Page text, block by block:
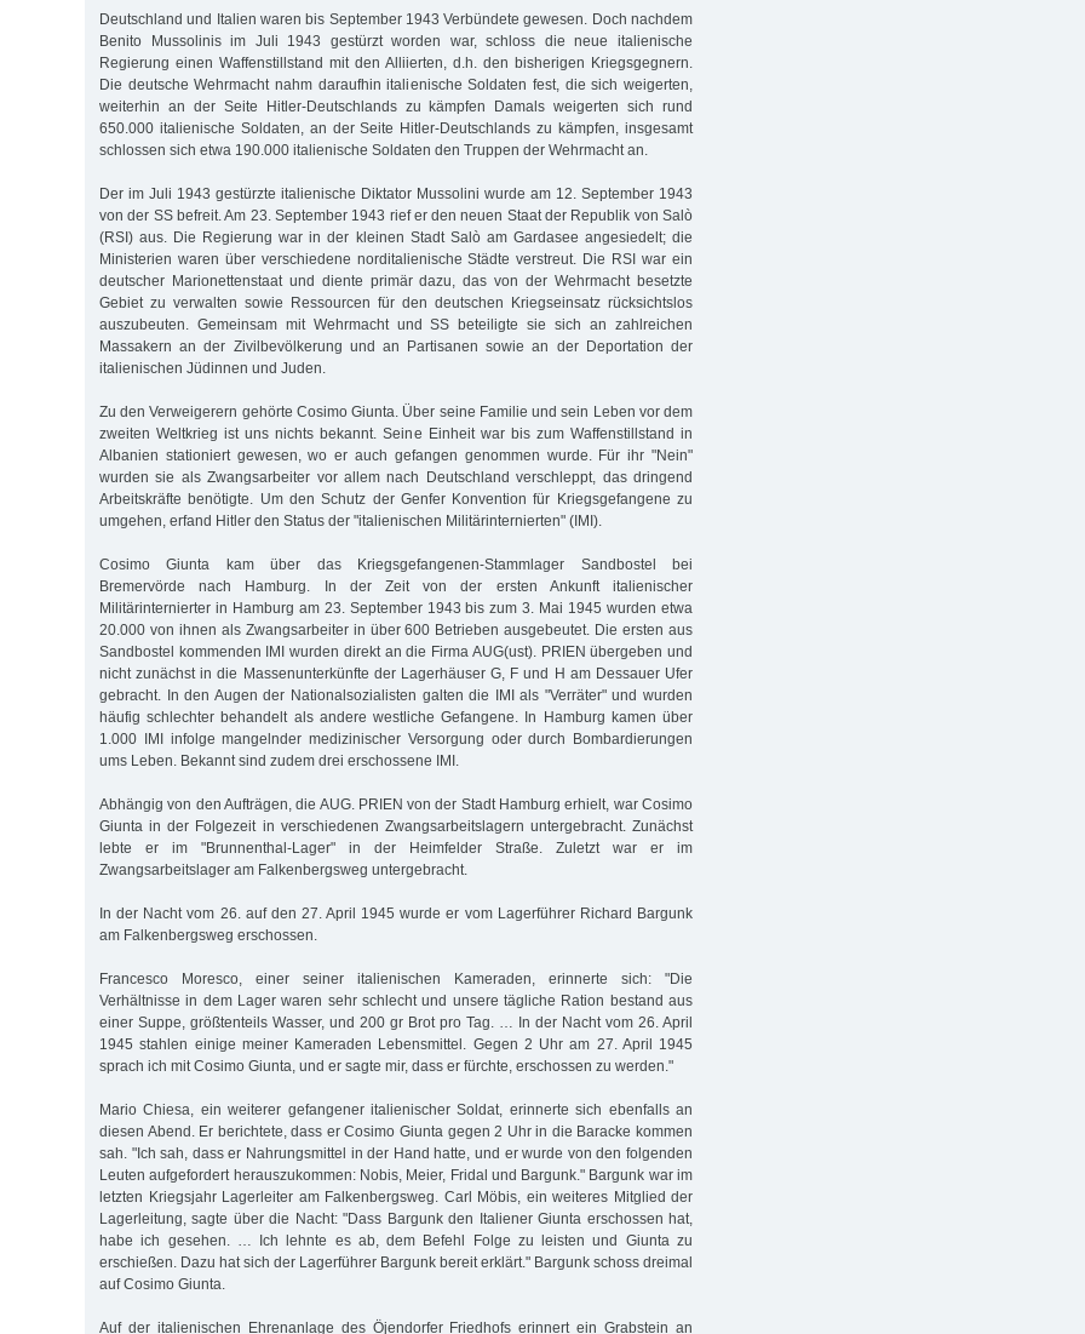
Deutschland und Italien waren bis September 1943 Verbündete gewesen. Doch nachdem
Benito Mussolinis im Juli 1943 gestürzt worden war, schloss die neue italienische
Regierung einen Waffenstillstand mit den Alliierten, d.h. den bisherigen Kriegsgegnern.
Die deutsche Wehrmacht nahm daraufhin italienische Soldaten fest, die sich weigerten,
weiterhin an der Seite Hitler-Deutschlands zu kämpfen Damals weigerten sich rund
650.000 italienische Soldaten, an der Seite Hitler-Deutschlands zu kämpfen, insgesamt
schlossen sich etwa 190.000 italienische Soldaten den Truppen der Wehrmacht an.
Der im Juli 1943 gestürzte italienische Diktator Mussolini wurde am 12. September 1943
von der SS befreit. Am 23. September 1943 rief er den neuen Staat der Republik von Salò
(RSI) aus. Die Regierung war in der kleinen Stadt Salò am Gardasee angesiedelt; die
Ministerien waren über verschiedene norditalienische Städte verstreut. Die RSI war ein
deutscher Marionettenstaat und diente primär dazu, das von der Wehrmacht besetzte
Gebiet zu verwalten sowie Ressourcen für den deutschen Kriegseinsatz rücksichtslos
auszubeuten. Gemeinsam mit Wehrmacht und SS beteiligte sie sich an zahlreichen
Massakern an der Zivilbevölkerung und an Partisanen sowie an der Deportation der
italienischen Jüdinnen und Juden.
Zu den Verweigerern gehörte Cosimo Giunta. Über seine Familie und sein Leben vor dem
zweiten Weltkrieg ist uns nichts bekannt. Seine Einheit war bis zum Waffenstillstand in
Albanien stationiert gewesen, wo er auch gefangen genommen wurde. Für ihr "Nein"
wurden sie als Zwangsarbeiter vor allem nach Deutschland verschleppt, das dringend
Arbeitskräfte benötigte. Um den Schutz der Genfer Konvention für Kriegsgefangene zu
umgehen, erfand Hitler den Status der "italienischen Militärinternierten" (IMI).
Cosimo Giunta kam über das Kriegsgefangenen-Stammlager Sandbostel bei
Bremervörde nach Hamburg. In der Zeit von der ersten Ankunft italienischer
Militärinternierter in Hamburg am 23. September 1943 bis zum 3. Mai 1945 wurden etwa
20.000 von ihnen als Zwangsarbeiter in über 600 Betrieben ausgebeutet. Die ersten aus
Sandbostel kommenden IMI wurden direkt an die Firma AUG(ust). PRIEN übergeben und
nicht zunächst in die Massenunterkünfte der Lagerhäuser G, F und H am Dessauer Ufer
gebracht. In den Augen der Nationalsozialisten galten die IMI als "Verräter" und wurden
häufig schlechter behandelt als andere westliche Gefangene. In Hamburg kamen über
1.000 IMI infolge mangelnder medizinischer Versorgung oder durch Bombardierungen
ums Leben. Bekannt sind zudem drei erschossene IMI.
Abhängig von den Aufträgen, die AUG. PRIEN von der Stadt Hamburg erhielt, war Cosimo
Giunta in der Folgezeit in verschiedenen Zwangsarbeitslagern untergebracht. Zunächst
lebte er im "Brunnenthal-Lager" in der Heimfelder Straße. Zuletzt war er im
Zwangsarbeitslager am Falkenbergsweg untergebracht.
In der Nacht vom 26. auf den 27. April 1945 wurde er vom Lagerführer Richard Bargunk
am Falkenbergsweg erschossen.
Francesco Moresco, einer seiner italienischen Kameraden, erinnerte sich: "Die
Verhältnisse in dem Lager waren sehr schlecht und unsere tägliche Ration bestand aus
einer Suppe, größtenteils Wasser, und 200 gr Brot pro Tag. … In der Nacht vom 26. April
1945 stahlen einige meiner Kameraden Lebensmittel. Gegen 2 Uhr am 27. April 1945
sprach ich mit Cosimo Giunta, und er sagte mir, dass er fürchte, erschossen zu werden."
Mario Chiesa, ein weiterer gefangener italienischer Soldat, erinnerte sich ebenfalls an
diesen Abend. Er berichtete, dass er Cosimo Giunta gegen 2 Uhr in die Baracke kommen
sah. "Ich sah, dass er Nahrungsmittel in der Hand hatte, und er wurde von den folgenden
Leuten aufgefordert herauszukommen: Nobis, Meier, Fridal und Bargunk." Bargunk war im
letzten Kriegsjahr Lagerleiter am Falkenbergsweg. Carl Möbis, ein weiteres Mitglied der
Lagerleitung, sagte über die Nacht: "Dass Bargunk den Italiener Giunta erschossen hat,
habe ich gesehen. … Ich lehnte es ab, dem Befehl Folge zu leisten und Giunta zu
erschießen. Dazu hat sich der Lagerführer Bargunk bereit erklärt." Bargunk schoss dreimal
auf Cosimo Giunta.
Auf der italienischen Ehrenanlage des Öjendorfer Friedhofs erinnert ein Grabstein an